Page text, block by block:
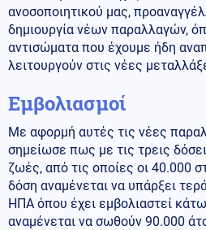
ανοσοποιητικού μας,
δημιουργία νέων παραλλαγών,
αντισώματα που έχουμε ήδη
λειτουργούν στις νέες
Εμβολιασμοί
Με αφορμή αυτές τις νέες
σημείωσε πως με τις τρεις
ζωές, από τις οποίες οι 40.000
δόση αναμένεται να υπάρξει
ΗΠΑ όπου έχει εμβολιαστεί
αναμένεται να σωθούν 90.000